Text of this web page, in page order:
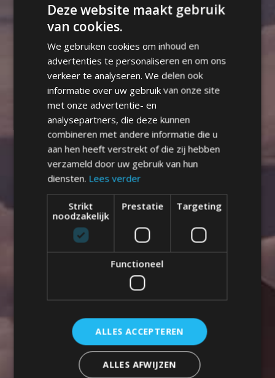
Deze website maakt gebruik
van cookies.
We gebruiken cookies om inhoud en
advertenties te personaliseren en om ons
verkeer te analyseren. We delen ook
informatie over uw gebruik van onze site
met onze advertentie- en
analysepartners, die deze kunnen
combineren met andere informatie die u
aan hen heeft verstrekt of die zij hebben
verzameld door uw gebruik van hun
diensten. Lees verder
Strikt
noodzakelijk
Prestatie Targeting
Functioneel
ALLES ACCEPTEREN
ALLES AFWIJZEN